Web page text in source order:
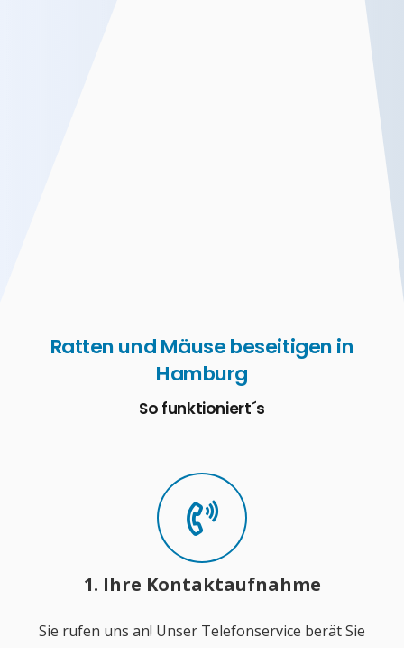
Ratten und Mäuse beseitigen in
Hamburg
So funktioniert´s
1. Ihre Kontaktaufnahme
Sie rufen uns an! Unser Telefonservice berät Sie